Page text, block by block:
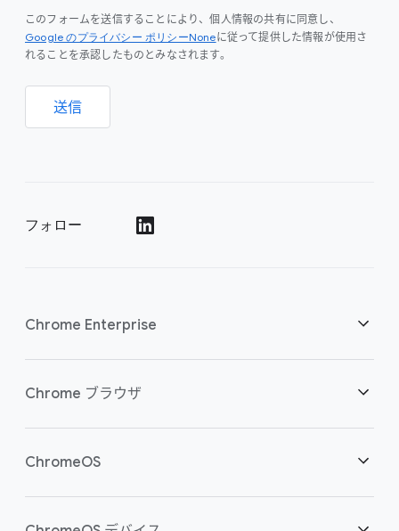
このフォームを送信することにより、個人情報の共有に同意し、
Google のプライバシー ポリシーNoneに従って提供した情報が使用さ
れることを承認したものとみなされます。
送信
フォロー
Chrome Enterprise
セキュリティ
Chrome ブラウザ
概要
ChromeOS
概要